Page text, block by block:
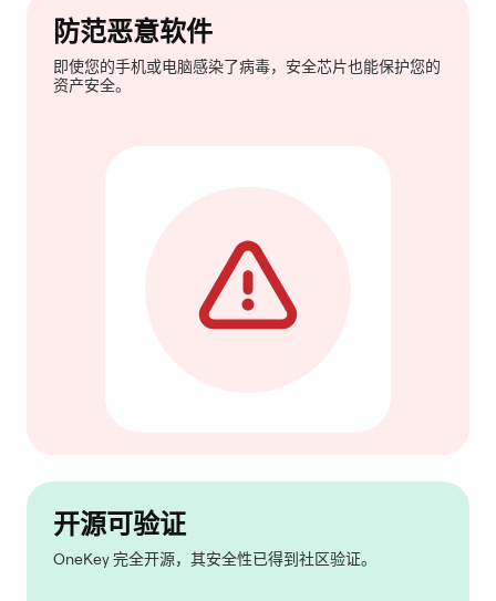
防范恶意软件
即使您的手机或电脑感染了病毒，安全芯片也能保护您的
资产安全。
开源可验证
OneKey 完全开源，其安全性已得到社区验证。